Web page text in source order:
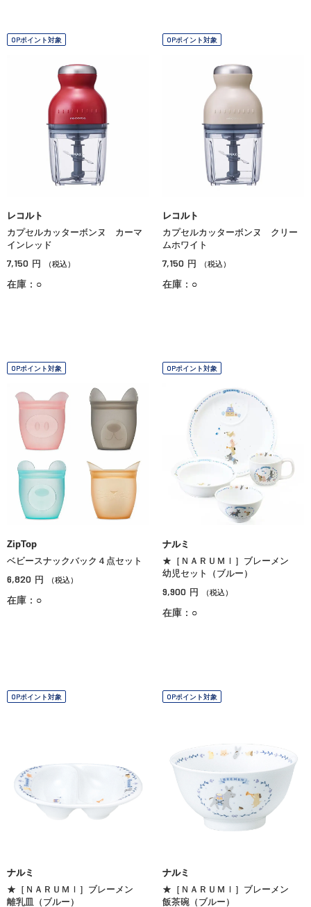
OPポイント対象
レコルト
カプセルカッターボンヌ カーマ
インレッド
7,150 円 （税込）
在庫：○
OPポイント対象
レコルト
カプセルカッターボンヌ クリー
ムホワイト
7,150 円 （税込）
在庫：○
OPポイント対象
ZipTop
ベビースナックバック４点セット
6,820 円 （税込）
在庫：○
OPポイント対象
ナルミ
★［ＮＡＲＵＭＩ］ブレーメン
幼児セット（ブルー）
9,900 円 （税込）
在庫：○
OPポイント対象
ナルミ
★［ＮＡＲＵＭＩ］ブレーメン
離乳皿（ブルー）
OPポイント対象
ナルミ
★［ＮＡＲＵＭＩ］ブレーメン
飯茶碗（ブルー）